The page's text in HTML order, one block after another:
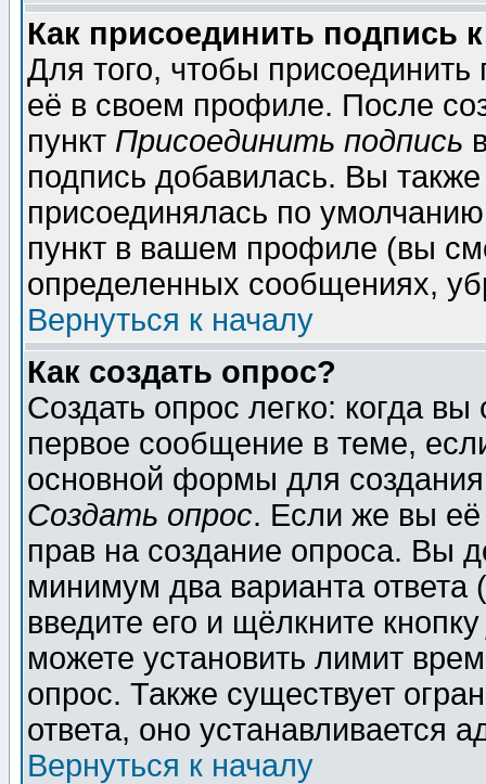
Как присоединить подпись
Для того, чтобы
её в своем профиле. После
пункт Присоединить подпись
подпись добавилась. Вы
присоединялась по
пункт в вашем профиле (вы
определенных сообщениях,
Вернуться к началу
Как создать опрос?
Создать опрос легко: когда
первое сообщение в теме,
основной формы для
Создать опрос. Если же вы её
прав на создание опроса. Вы
минимум два варианта ответа
введите его и щёлкните
можете установить лимит
опрос. Также существует
ответа, оно устанавливается
Вернуться к началу